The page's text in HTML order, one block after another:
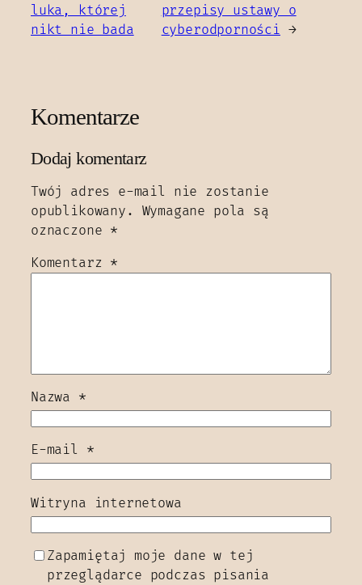
luka, której
nikt nie bada
przepisy ustawy o
cyberodporności →
Komentarze
Dodaj komentarz
Twój adres e-mail nie zostanie
opublikowany.
Wymagane pola są
oznaczone *
Komentarz *
Nazwa *
E-mail *
Witryna internetowa
Zapamiętaj moje dane w tej
przeglądarce podczas pisania